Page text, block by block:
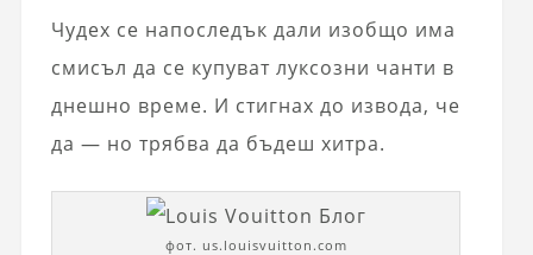
Чудех се напоследък дали изобщо има
смисъл да се купуват луксозни чанти в
днешно време. И стигнах до извода, че
да — но трябва да бъдеш хитра.
фот. us.louisvuitton.com